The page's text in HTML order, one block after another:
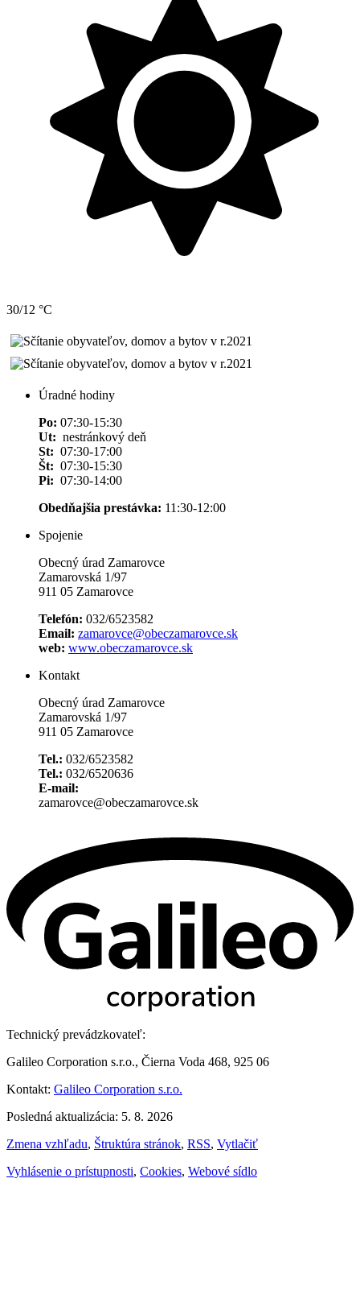
30/12 °C
Úradné hodiny
Po: 07:30-15:30
Ut: nestránkový deň
St: 07:30-17:00
Št: 07:30-15:30
Pi: 07:30-14:00
Obedňajšia prestávka: 11:30-12:00
Spojenie
Obecný úrad Zamarovce
Zamarovská 1/97
911 05 Zamarovce
Telefón: 032/6523582
Email: zamarovce@obeczamarovce.sk
web: www.obeczamarovce.sk
Kontakt
Obecný úrad Zamarovce
Zamarovská 1/97
911 05 Zamarovce
Tel.: 032/6523582
Tel.: 032/6520636
E-mail:
zamarovce@obeczamarovce.sk
Technický prevádzkovateľ:
Galileo Corporation s.r.o., Čierna Voda 468, 925 06
Kontakt: Galileo Corporation s.r.o.
Posledná aktualizácia: 5. 8. 2026
Zmena vzhľadu, Štruktúra stránok, RSS, Vytlačiť
Vyhlásenie o prístupnosti, Cookies, Webové sídlo